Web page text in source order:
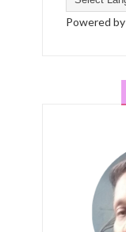
Powered by